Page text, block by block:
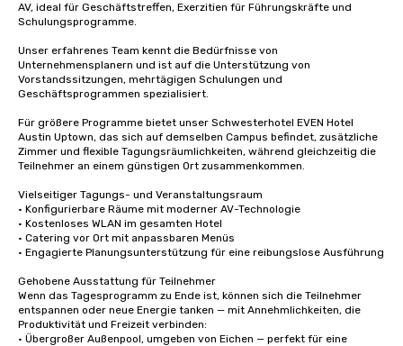
AV, ideal für Geschäftstreffen, Exerzitien für Führungskräfte und
Schulungsprogramme.
Unser erfahrenes Team kennt die Bedürfnisse von
Unternehmensplanern und ist auf die Unterstützung von
Vorstandssitzungen, mehrtägigen Schulungen und
Geschäftsprogrammen spezialisiert.
Für größere Programme bietet unser Schwesterhotel EVEN Hotel
Austin Uptown, das sich auf demselben Campus befindet, zusätzliche
Zimmer und flexible Tagungsräumlichkeiten, während gleichzeitig die
Teilnehmer an einem günstigen Ort zusammenkommen.
Vielseitiger Tagungs- und Veranstaltungsraum
• Konfigurierbare Räume mit moderner AV-Technologie
• Kostenloses WLAN im gesamten Hotel
• Catering vor Ort mit anpassbaren Menüs
• Engagierte Planungsunterstützung für eine reibungslose Ausführung
Gehobene Ausstattung für Teilnehmer
Wenn das Tagesprogramm zu Ende ist, können sich die Teilnehmer
entspannen oder neue Energie tanken — mit Annehmlichkeiten, die
Produktivität und Freizeit verbinden:
• Übergroßer Außenpool, umgeben von Eichen — perfekt für eine